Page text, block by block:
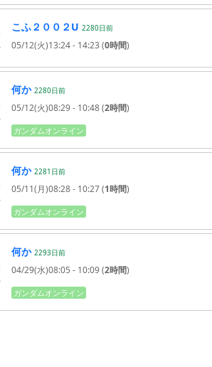
こふ２００２U 2280日前
05/12(火)13:24- 14:23 (0時間)
何か 2280日前
05/12(火)08:29- 10:48(2時間)
ガンダムオンライン
何か 2281 日前
05/11(月)08:28- 10:27(1時間)
ガンダムオンライン
何か 2293日前
04/29(水)08:05 - 10:09(2時間)
ガンダムオンライン